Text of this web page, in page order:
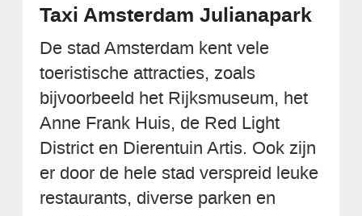
Taxi Amsterdam Julianapark
De stad Amsterdam kent vele
toeristische attracties, zoals
bijvoorbeeld het Rijksmuseum, het
Anne Frank Huis, de Red Light
District en Dierentuin Artis. Ook zijn
er door de hele stad verspreid leuke
restaurants, diverse parken en